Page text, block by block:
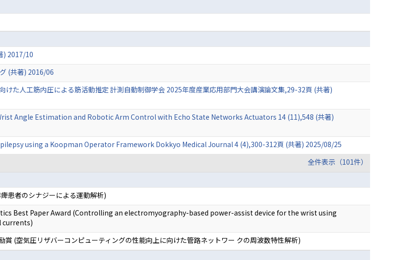
) 2017/10
(共著) 2016/06
けた人工筋内圧による筋活動推定 計測自動制御学会 2025年度産業応用部門大会講演論文集,29-32頁 (共著)
Angle Estimation and Robotic Arm Control with Echo State Networks Actuators 14 (11),548 (共著)
using a Koopman Operator Framework Dokkyo Medical Journal 4 (4),300-312頁 (共著) 2025/08/25
全件表示（101件）
患者のシナジーによる運動解析)
Best Paper Award (Controlling an electromyography-based power-assist device for the wrist using
currents)
賞 (空気圧リザバーコンピューティングの性能向上に向けた管路ネットワー クの周波数特性解析)